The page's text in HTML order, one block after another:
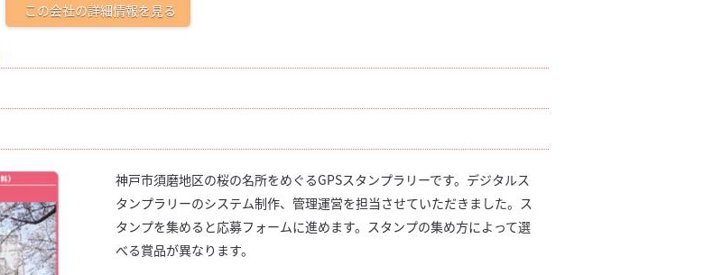
この会社の詳細情報を見る
神戸市須磨地区の桜の名所をめぐるGPSスタンプラリーです。デジタルス
タンプラリーのシステム制作、管理運営を担当させていただきました。ス
タンプを集めると応募フォームに進めます。スタンプの集め方によって選
べる賞品が異なります。